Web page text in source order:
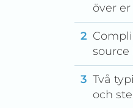
över
Två
och